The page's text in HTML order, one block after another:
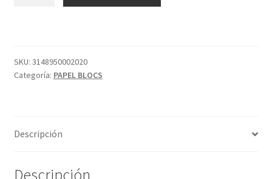
CANSON
cantidad
SKU: 3148950002020
Categoría: PAPEL BLOCS
Descripción
Descripción